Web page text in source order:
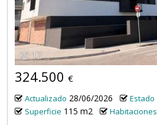
12
324.500 €
Actualizado 28/06/2026 Estado
Superficie 115 m2 Habitaciones